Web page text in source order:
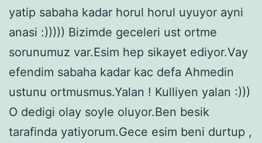
yatip sabaha kadar horul horul uyuyor ayni
anasi :))))) Bizimde geceleri ust ortme
sorunumuz var.Esim hep sikayet ediyor.Vay
efendim sabaha kadar kac defa Ahmedin
ustunu ortmusmus.Yalan ! Kulliyen yalan :)))
O dedigi olay soyle oluyor.Ben besik
tarafinda yatiyorum.Gece esim beni durtup ,